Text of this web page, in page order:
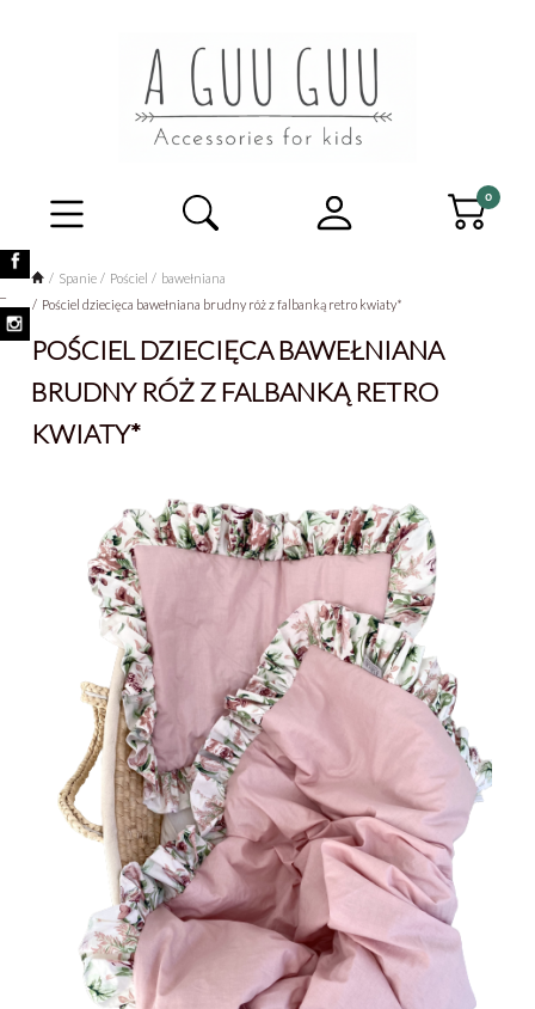
Spanie Pościel
bawełniana
Pościel dziecięca bawełniana brudny róż z falbanką retro kwiaty*
POŚCIEL DZIECIĘCA BAWEŁNIANA
BRUDNY RÓŻ Z FALBANKĄ RETRO
KWIATY*